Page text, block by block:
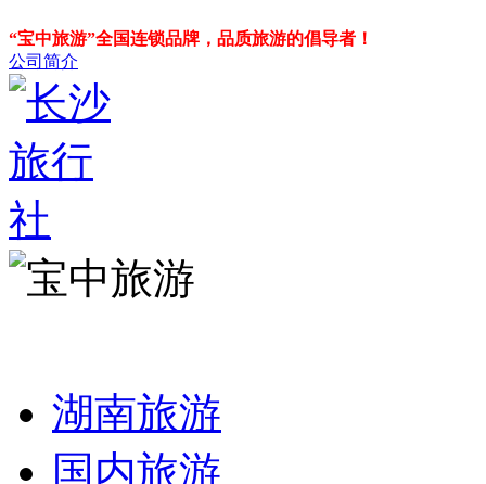
“宝中旅游”全国连锁品牌，品质旅游的倡导者！
公司简介
湖南旅游
国内旅游